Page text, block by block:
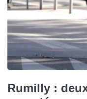
Rumilly :